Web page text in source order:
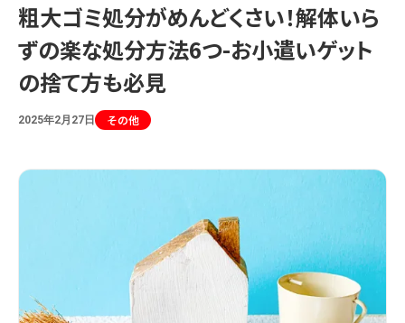
粗大ゴミ処分がめんどくさい！解体いら
ずの楽な処分方法6つ-お小遣いゲット
の捨て方も必見
2025年2月27日 その他